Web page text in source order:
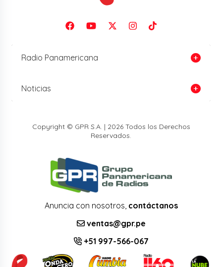
Radio Panamericana
Noticias
Copyright © GPR S.A. | 2026 Todos los Derechos
Reservados.
Anuncia con nosotros, contáctanos
ventas@gpr.pe
+51 997-566-067